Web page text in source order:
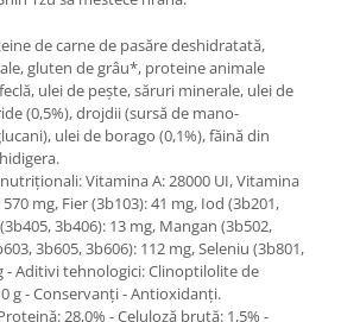
de carne de pasăre deshidratată,
gluten de grâu*, proteine animale
ulei de peşte, săruri minerale, ulei de
(0,5%), drojdii (sursă de mano-
ulei de borago (0,1%), făină din
Vitamina A: 28000 UI, Vitamina
mg, Fier (3b103): 41 mg, Iod (3b201,
3b406): 13 mg, Mangan (3b502,
3b605, 3b606): 112 mg, Seleniu (3b801,
- Aditivi tehnologici: Clinoptilolite de
g - Conservanţi - Antioxidanţi.
28,0% - Celuloză brută: 1,5% -